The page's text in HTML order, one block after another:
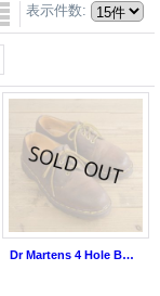
表示件数:
Dr Martens 4 Hole Boots MADE IN ENGLAND 【UK8】